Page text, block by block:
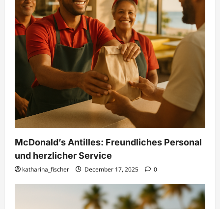
McDonald’s Antilles: Freundliches Personal
und herzlicher Service
katharina_fischer December 17, 2025 0